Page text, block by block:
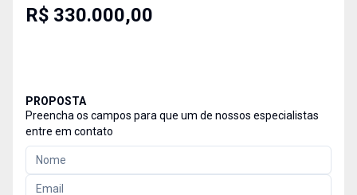
R$ 330.000,00
PROPOSTA
Preencha os campos para que um de nossos especialistas
entre em contato